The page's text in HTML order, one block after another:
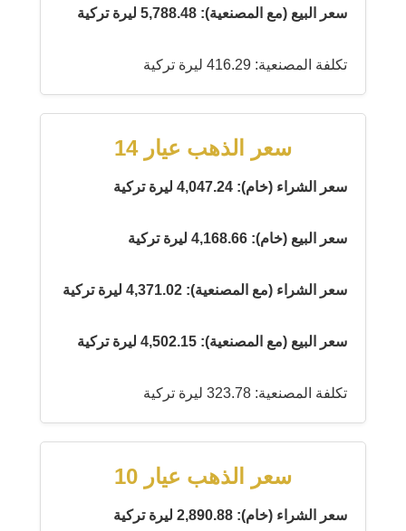
سعر البيع (مع المصنعية): 5,788.48 ليرة تركية
تكلفة المصنعية: 416.29 ليرة تركية
سعر الذهب عيار 14
سعر الشراء (خام): 4,047.24 ليرة تركية
سعر البيع (خام): 4,168.66 ليرة تركية
سعر الشراء (مع المصنعية): 4,371.02 ليرة تركية
سعر البيع (مع المصنعية): 4,502.15 ليرة تركية
تكلفة المصنعية: 323.78 ليرة تركية
سعر الذهب عيار 10
سعر الشراء (خام): 2,890.88 ليرة تركية